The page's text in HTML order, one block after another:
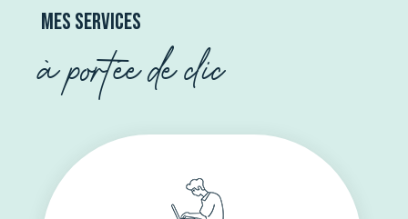
Mes services
à portée de clic